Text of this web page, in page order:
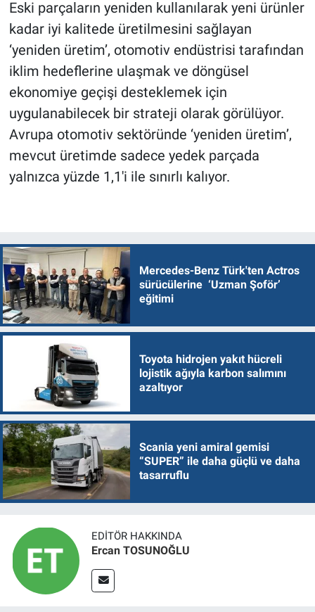
Eski parçaların yeniden kullanılarak yeni ürünler
kadar iyi kalitede üretilmesini sağlayan
‘yeniden üretim’, otomotiv endüstrisi tarafından
iklim hedeflerine ulaşmak ve döngüsel
ekonomiye geçişi desteklemek için
uygulanabilecek bir strateji olarak görülüyor.
Avrupa otomotiv sektöründe ‘yeniden üretim’,
mevcut üretimde sadece yedek parçada
yalnızca yüzde 1,1'i ile sınırlı kalıyor.
Mercedes-Benz Türk'ten Actros
sürücülerine ‘Uzman Şoför’
eğitimi
Toyota hidrojen yakıt hücreli
lojistik ağıyla karbon salımını
azaltıyor
Scania yeni amiral gemisi
“SUPER” ile daha güçlü ve daha
tasarruflu
EDITÖR HAKKINDA
Ercan TOSUNOĞLU